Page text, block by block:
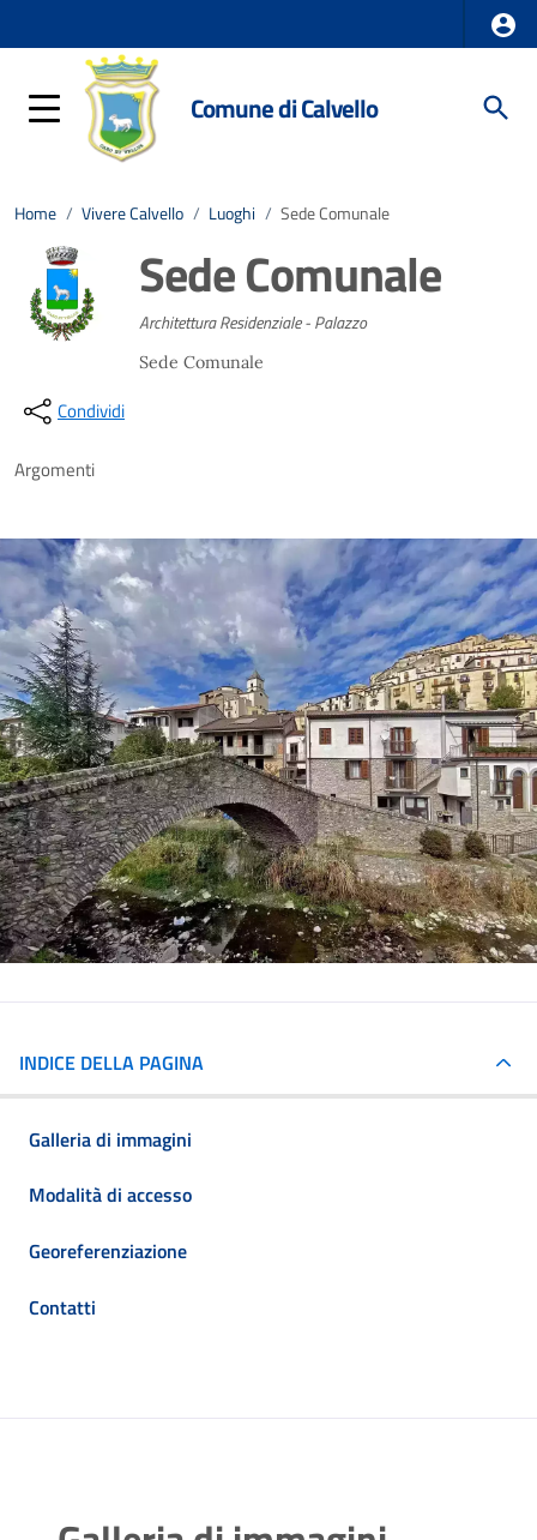
Comune di Calvello
Home / Vivere Calvello / Luoghi / Sede Comunale
Sede Comunale
Architettura Residenziale - Palazzo
Sede Comunale
Condividi
Argomenti
INDICE DELLA PAGINA
Galleria di immagini
Modalità di accesso
Georeferenziazione
Contatti